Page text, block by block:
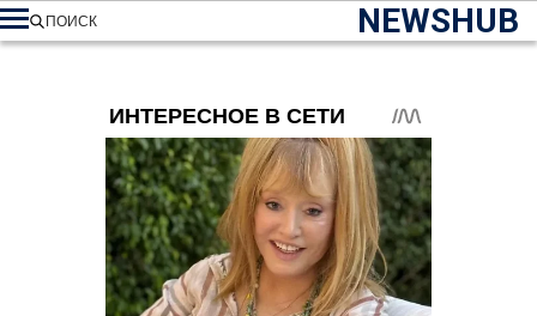
NEWSHUB
ПОИСК